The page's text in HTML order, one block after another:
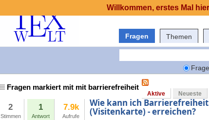
Fragen Themen
Fragen markiert mit mit barrierefreiheit
Aktive Neueste
2
Stimmen
1
Antwort
7.9k
Aufrufe
Wie kann ich
(Visitenkarte) - erreichen?
Willkommen, erstes Mal